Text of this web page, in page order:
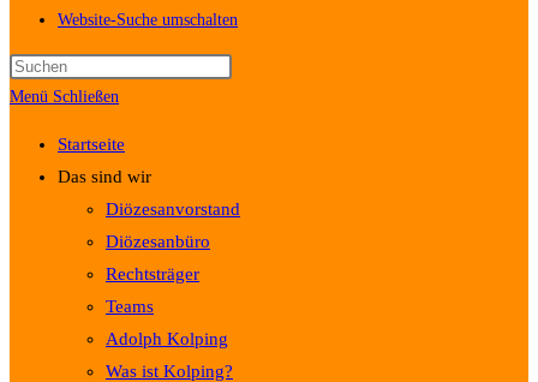
Website-Suche umschalten
Menü Schließen
Startseite
Das sind wir
Diözesanvorstand
Diözesanbüro
Rechtsträger
Teams
Adolph Kolping
Was ist Kolping?